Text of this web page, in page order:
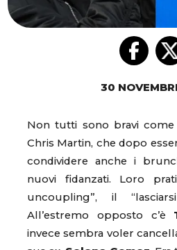
30
Non tutti sono bravi
Chris Martin, che dopo
condividere anche i
nuovi fidanzati. Loro
uncoupling”, il
All’estremo opposto c’è
invece sembra voler